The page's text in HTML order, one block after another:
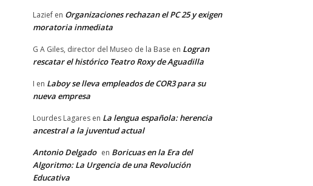
Lazief en Organizaciones rechazan el PC 25 y exigen
moratoria inmediata
G A Giles, director del Museo de la Base en Logran
rescatar el histórico Teatro Roxy de Aguadilla
I en Laboy se lleva empleados de COR3 para su
nueva empresa
Lourdes Lagares en La lengua española: herencia
ancestral a la juventud actual
Antonio Delgado en Boricuas en la Era del
Algoritmo: La Urgencia de una Revolución
Educativa